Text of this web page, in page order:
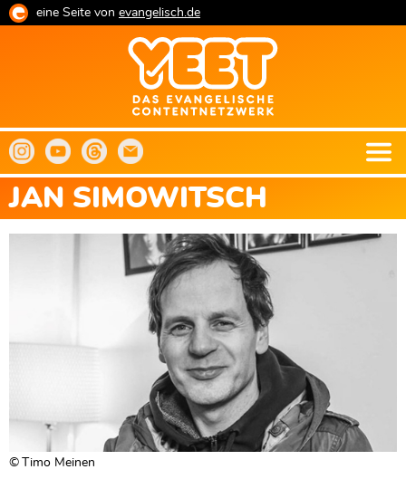
Direkteine Seite von evangelisch.de
JAN SIMOWITSCH
Timo Meinen